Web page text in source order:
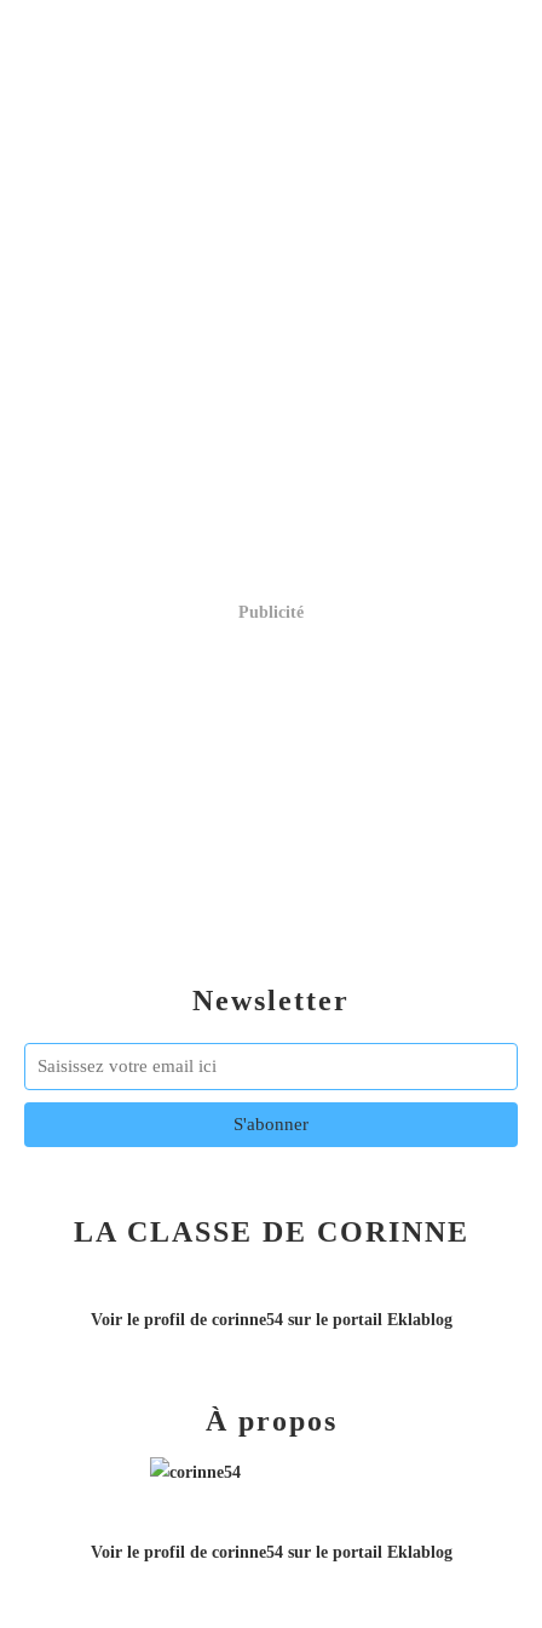
Newsletter
Publicité
LA CLASSE DE CORINNE
Voir le profil de corinne54sur le portail Eklablog
À propos
Voir le profil de corinne54sur le portail Eklablog